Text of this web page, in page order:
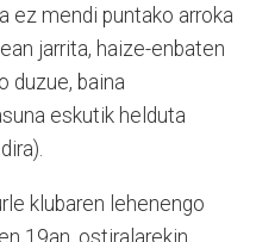
ez mendi puntako arroka
jarrita, haize-enbaten
duzue, baina
eskutik helduta
klubaren lehenengo
19an, ostiralarekin,